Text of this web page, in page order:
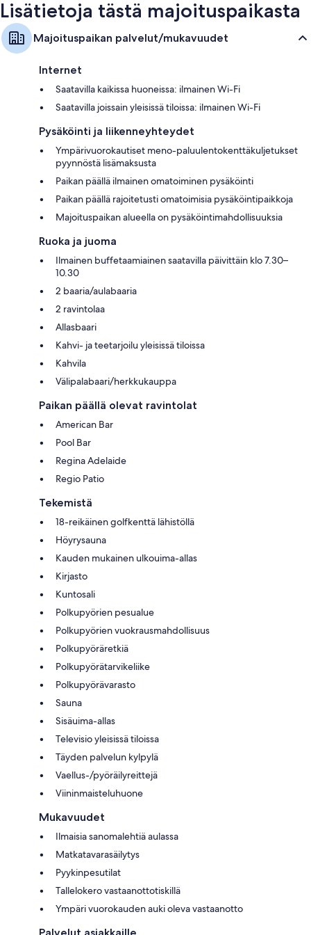
Lisätietoja tästä majoituspaikasta
Majoituspaikan palvelut/mukavuudet
Internet
Saatavilla kaikissa huoneissa: ilmainen Wi-Fi
Saatavilla joissain yleisissä tiloissa: ilmainen Wi-Fi
Pysäköinti ja liikenneyhteydet
Ympärivuorokautiset meno-paluulentokenttäkuljetukset
pyynnöstä lisämaksusta
Paikan päällä ilmainen omatoiminen pysäköinti
Paikan päällä rajoitetusti omatoimisia pysäköintipaikkoja
Majoituspaikan alueella on pysäköintimahdollisuuksia
Ruoka ja juoma
Ilmainen buffetaamiainen saatavilla päivittäin klo 7.30–
10.30
2 baaria/aulabaaria
2 ravintolaa
Allasbaari
Kahvi- ja teetarjoilu yleisissä tiloissa
Kahvila
Välipalabaari/herkkukauppa
Paikan päällä olevat ravintolat
American Bar
Pool Bar
Regina Adelaide
Regio Patio
Tekemistä
18-reikäinen golfkenttä lähistöllä
Höyrysauna
Kauden mukainen ulkouima-allas
Kirjasto
Kuntosali
Polkupyörien pesualue
Polkupyörien vuokrausmahdollisuus
Polkupyöräretkiä
Polkupyörätarvikeliike
Polkupyörävarasto
Sauna
Sisäuima-allas
Televisio yleisissä tiloissa
Täyden palvelun kylpylä
Vaellus-/pyöräilyreittejä
Viininmaisteluhuone
Mukavuudet
Ilmaisia sanomalehtiä aulassa
Matkatavarasäilytys
Pyykinpesutilat
Tallelokero vastaanottotiskillä
Ympäri vuorokauden auki oleva vastaanotto
Palvelut asiakkaille